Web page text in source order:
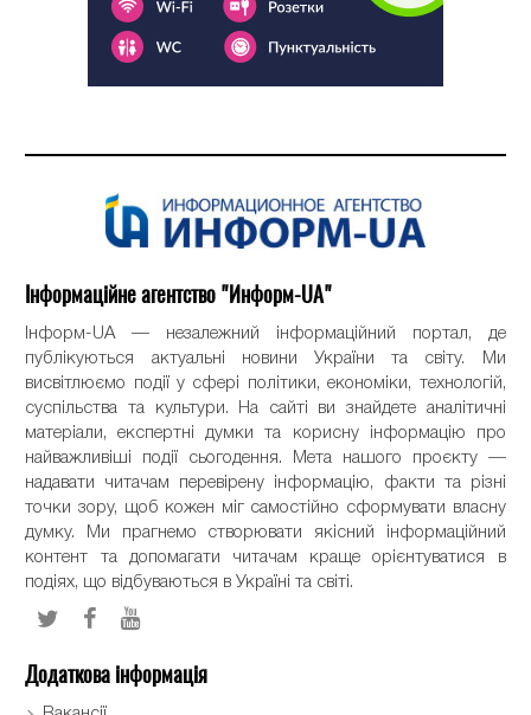
Інформаційне агентство "Информ-UA"
Інформ-UA — незалежний інформаційний портал, де
публікуються актуальні новини України та світу. Ми
висвітлюємо події у сфері політики, економіки, технологій,
суспільства та культури. На сайті ви знайдете аналітичні
матеріали, експертні думки та корисну інформацію про
найважливіші події сьогодення. Мета нашого проєкту —
надавати читачам перевірену інформацію, факти та різні
точки зору, щоб кожен міг самостійно сформувати власну
думку. Ми прагнемо створювати якісний інформаційний
контент та допомагати читачам краще орієнтуватися в
подіях, що відбуваються в Україні та світі.
Додаткова інформація